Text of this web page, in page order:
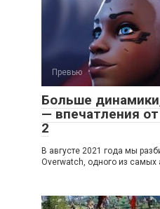
Превью
Больше
— впечатления
2
В августе 2021 года мы
Overwatch, одного из